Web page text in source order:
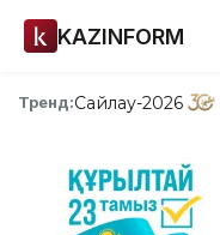
KAZINFORM
Тренд:Сайлау-2026